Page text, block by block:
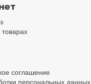
соглашение
персональных данных